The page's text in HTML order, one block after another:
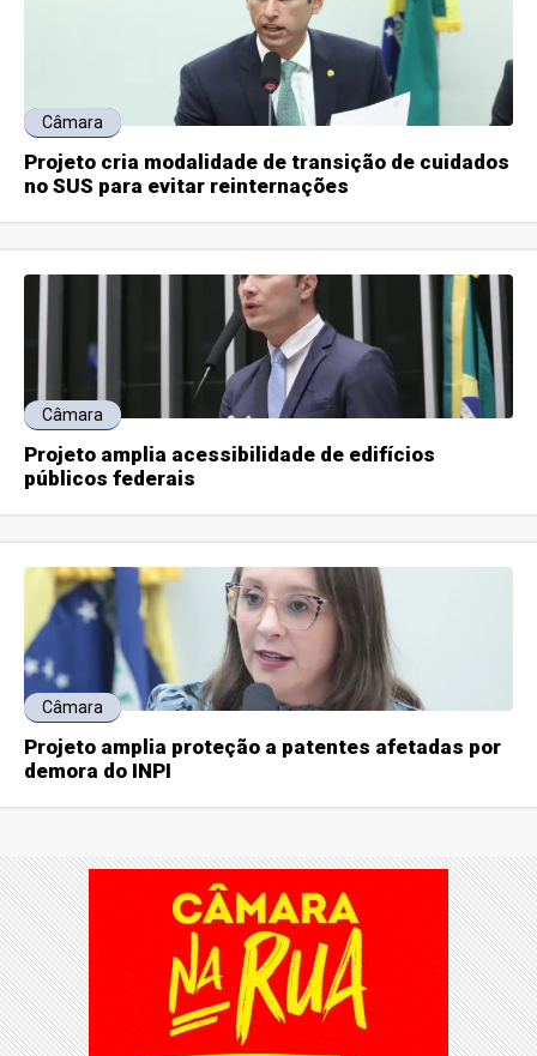
Câmara
Projeto cria modalidade de transição de cuidados
no SUS para evitar reinternações
Câmara
Projeto amplia acessibilidade de edifícios
públicos federais
Câmara
Projeto amplia proteção a patentes afetadas por
demora do INPI